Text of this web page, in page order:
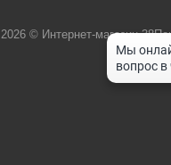
2026 © Интернет-магазин